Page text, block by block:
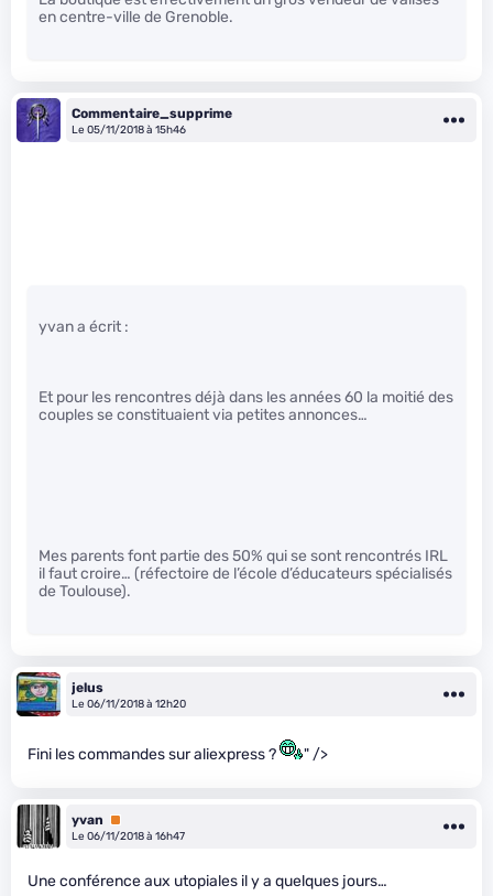
en centre-ville de Grenoble.
Commentaire_supprime
Le 05/11/2018 à 15h46
yvan a écrit :
Et pour les rencontres déjà dans les années 60 la moitié des
couples se constituaient via petites annonces…
Mes parents font partie des 50% qui se sont rencontrés IRL
il faut croire… (réfectoire de l’école d’éducateurs spécialisés
de Toulouse).
jelus
Le 06/11/2018 à 12h20
Fini les commandes sur aliexpress ? " />
yvan
Premium
Le 06/11/2018 à 16h47
Une conférence aux utopiales il y a quelques jours…